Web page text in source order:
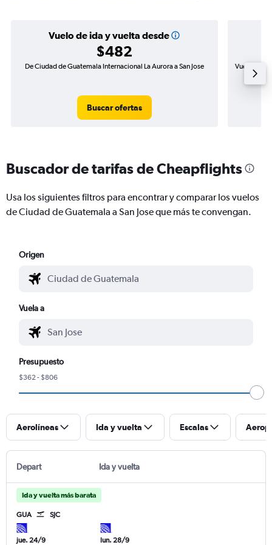
Vuelo de ida y vuelta desde
$482
De Ciudad de Guatemala Internacional La Aurora a San Jose
Buscar ofertas
Vuelo de
Buscador de tarifas de Cheapflights
Usa los siguientes filtros para encontrar y comparar los vuelos
de Ciudad de Guatemala a San Jose que más te convengan.
Origen
Vuela a
Presupuesto
$362 - $806
Aerolíneas Ida y vuelta Escalas
Depart Ida y vuelta
Ida y vuelta más barata
GUA SJC
jue. 24/9
lun. 28/9